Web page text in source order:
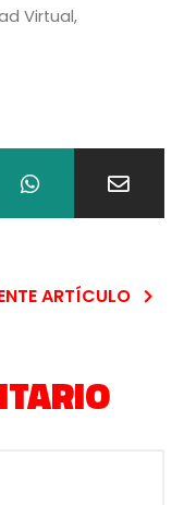
Virtual,
ARTÍCULO